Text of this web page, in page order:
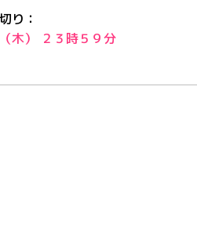
り：
木） ２３時５９分